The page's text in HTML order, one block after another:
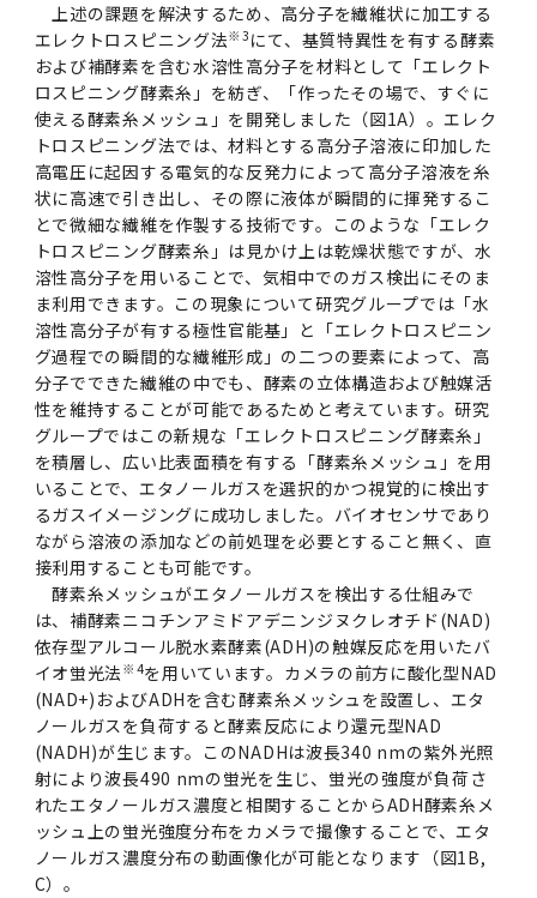
上述の課題を解決するため、高分子を繊維状に加工する
エレクトロスピニング法※3 にて、基質特異性を有する酵素
および補酵素を含む水溶性高分子を材料として「エレクト
ロスピニング酵素糸」を紡ぎ、「作ったその場で、すぐに
使える酵素糸メッシュ」を開発しました（図1A）。エレク
トロスピニング法では、材料とする高分子溶液に印加した
高電圧に起因する電気的な反発力によって高分子溶液を糸
状に高速で引き出し、その際に液体が瞬間的に揮発するこ
とで微細な繊維を作製する技術です。このような「エレク
トロスピニング酵素糸」は見かけ上は乾燥状態ですが、水
溶性高分子を用いることで、気相中でのガス検出にそのま
ま利用できます。この現象について研究グループでは「水
溶性高分子が有する極性官能基」と「エレクトロスピニン
グ過程での瞬間的な繊維形成」の二つの要素によって、高
分子でできた繊維の中でも、酵素の立体構造および触媒活
性を維持することが可能であるためと考えています。研究
グループではこの新規な「エレクトロスピニング酵素糸」
を積層し、広い比表面積を有する「酵素糸メッシュ」を用
いることで、エタノールガスを選択的かつ視覚的に検出す
るガスイメージングに成功しました。バイオセンサであり
ながら溶液の添加などの前処理を必要とすること無く、直
接利用することも可能です。
酵素糸メッシュがエタノールガスを検出する仕組みで
は、補酵素ニコチンアミドアデニンジヌクレオチド(NAD)
依存型アルコール脱水素酵素(ADH)の触媒反応を用いたバ
イオ蛍光法 ※4を用いています。カメラの前方に酸化型NAD
(NAD+)およびADHを含む酵素糸メッシュを設置し、エタ
ノールガスを負荷すると酵素反応により還元型NAD
(NADH)が生じます。このNADHは波長340 nmの紫外光照
射により波長490 nmの蛍光を生じ、蛍光の強度が負荷さ
れたエタノールガス濃度と相関することからADH酵素糸メ
ッシュ上の蛍光強度分布をカメラで撮像することで、エタ
ノールガス濃度分布の動画像化が可能となります（図1B,
C）。